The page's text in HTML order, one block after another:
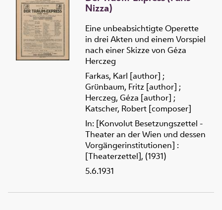
Nizza)
Eine unbeabsichtigte Operette
in drei Akten und einem Vorspiel
nach einer Skizze von Géza
Herczeg
Farkas, Karl [author] ;
Grünbaum, Fritz [author] ;
Herczeg, Géza [author] ;
Katscher, Robert [composer]
In: [Konvolut Besetzungszettel -
Theater an der Wien und dessen
Vorgängerinstitutionen] :
[Theaterzettel], (1931)
5.6.1931